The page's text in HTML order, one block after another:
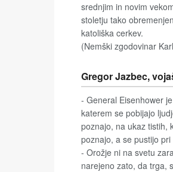
srednjim in novim
stoletju tako
katoliška cerkev.
(Nemški zgodovinar
Gregor Jazbec,
- General Eisenhower
katerem se pobijajo
poznajo, na ukaz tistih,
poznajo, a se pustijo
- Orožje ni na svetu
narejeno zato, da trga,